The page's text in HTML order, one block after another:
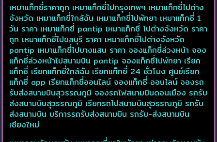
ติดตามการเดินทางใด้ตลอด
เวลาระบบGPSติดตาม
และGPSนำทาง จึงมั่นใจใน
ความปลอดภัยถึงที่หมายด้วย
ความรวดเร็วไม่เสียเวลาการ
เดินทางพนักงานขับรถทุกท่าน
ได้ผ่านการตรวจสอบ
โดยกองประวัติ
อาชญากรรมจากสำนักงาน
ตำรวจแห่งชาติเรียบร้อย
แล้วพร้อมประกันภัยสำหรับผู้
โดยสารทุกท่านจึงมั่นใจใน
ความปลอดภัยยิ่งขึ้น รถเก๋ง
คุ้มครองผู้โดยสาร4ท่าน(ไม่
รวมคนขับ)รถแวน 5 D
🚖 รับการเสนอราคาหรือราคา
ที่เคยใช้บริการ
🚖 ชำระค่าบริการบางส่วน
(มัดจำ) 10-20%
🚖 รอรับข้อมูลคนขับ พร้อม
รูปรถ ที่จะไปรับ
🚖 ตรวจสอบข้อมูลคนขับที่ได้
รับ ก่อนขึ้นรถ
คุณจะรู้ผลภายใน 5 นาที
สำหรับการจองเร่งด่วน
ทางทีมงานกำลังปรับปรุงเพิ่ม
เติมขยายสาขา รองรับการ
บริการทั่วประเทศ
Pongsak Taxi Service
จองรถแท็กซี่ต่างจังหวัด
มัดจำ 20%
ตรวจสอบ..โปรโมชั่นประจำ
เดือน
อัตราค่าบริการ ยกเว้น ภาค
เหนือ และภาคใต้
ติดต่อสอบถาม แอด line
ติดต่อเราด่วนๆ
เหมาแท็กซี่ราคาถูก เหมาแท็กซี่ไปกรุงเทพฯ เหมาแท็กซี่ไปต่าง
จังหวัด เหมาแท็กซี่ใกล้ฉัน เหมาแท็กซี่ไปพัทยา เหมาแท็กซี่ 1
วัน ราคา เหมาแท็กซี่ pantip เหมาแท็กซี่ ไปต่างจังหวัด ราคา
ถูก เหมาแท็กซี่ไปชลบุรี ราคา เหมาแท็กซี่ไปต่างจังหวัด
pantip เหมาแท็กซี่ไปบางแสน ราคา จองแท็กซี่ล่วงหน้า จอง
แท็กซี่ล่วงหน้าไปสนามบิน pantip จองแท็กซี่ไปพัทยา เรียก
แท็กซี่ เรียกแท็กซี่ใกล้ฉัน เรียกแท็กซี่ 24 ชั่วโมง ศูนย์เรียก
แท็กซี่ app เรียกแท็กซี่ออนไลน์ จองแท็กซี่ ออนไลน์ จองรถ
รับส่งสนามบินสุวรรณภูมิ จองรถไฟสนามบินดอนเมือง รถรับ
ส่งสนามบินสุวรรณภูมิ เรียกรถไปสนามบินสุวรรณภูมิ รถรับ
ส่งสนามบิน บริการรถรับส่งสนามบิน รถรับ-ส่งสนามบิน
เชียงใหม่